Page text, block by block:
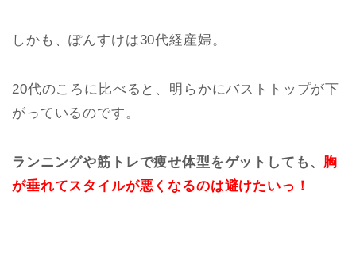
しかも、ぽんすけは30代経産婦。
20代のころに比べると、明らかにバストトップが下
がっているのです。
ランニングや筋トレで痩せ体型をゲットしても、 胸
が垂れてスタイルが悪くなるのは避けたいっ！